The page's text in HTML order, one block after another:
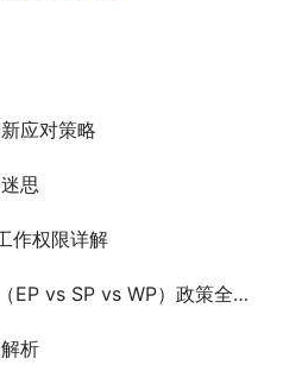
应对策略
思
作权限详解
vs SP vs WP）政策全解析
析